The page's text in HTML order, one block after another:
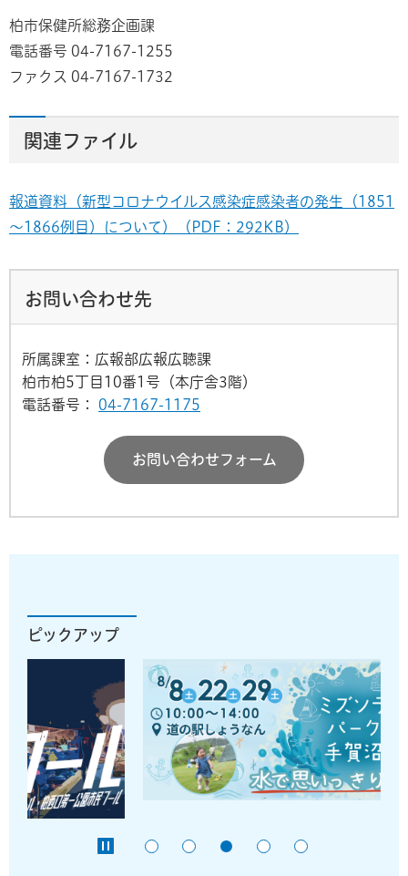
柏市保健所総務企画課
電話番号 04-7167-1255
ファクス 04-7167-1732
関連ファイル
報道資料（新型コロナウイルス感染症感染者の発生（1851
～1866例目）について）（PDF：292KB）
お問い合わせ先
所属課室：広報部広報広聴課
柏市柏5丁目10番1号（本庁舎3階）
電話番号：
04-7167-1175
お問い合わせフォーム
ピックアップ